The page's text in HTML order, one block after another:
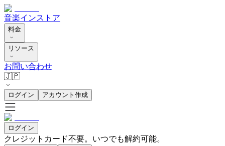
音楽インストア
料金
リソース
お問い合わせ
🇯🇵
ログイン アカウント作成
ログイン
クレジットカード不要。いつでも解約可能。